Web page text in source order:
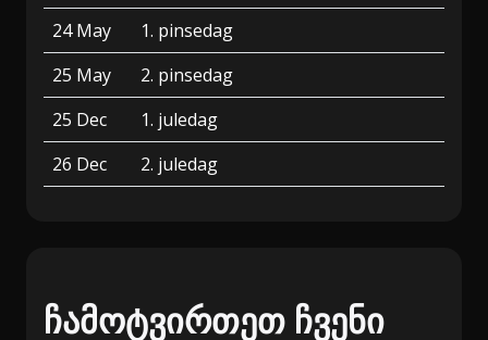
24 May
1. pinsedag
25 May
2. pinsedag
25 Dec
1. juledag
26 Dec
2. juledag
ჩამოტვირთეთ ჩვენი